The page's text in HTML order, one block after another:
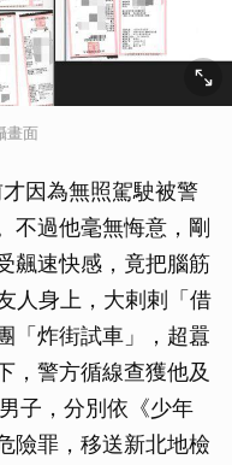
畫面
因為無照駕駛被警
不過他毫無悔意，剛
飆速快感，竟把腦筋
人身上，大剌剌「借
「炸街試車」，超囂
，警方循線查獲他及
子，分別依《少年
險罪，移送新北地檢